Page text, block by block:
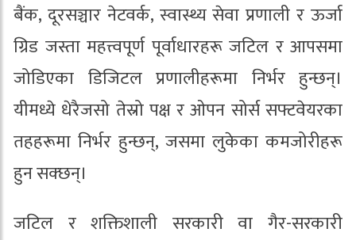
बैंक, दूरसञ्चार नेटवर्क, स्वास्थ्य सेवा प्रणाली र ऊर्जा
ग्रिड जस्ता महत्त्वपूर्ण पूर्वाधारहरू जटिल र आपसमा
जोडिएका डिजिटल प्रणालीहरूमा निर्भर हुन्छन्।
यीमध्ये धेरैजसो तेस्रो पक्ष र ओपन सोर्स सफ्टवेयरका
तहहरूमा निर्भर हुन्छन्, जसमा लुकेका कमजोरीहरू
हुन सक्छन्।
जटिल र शक्तिशाली सरकारी वा गैर-सरकारी